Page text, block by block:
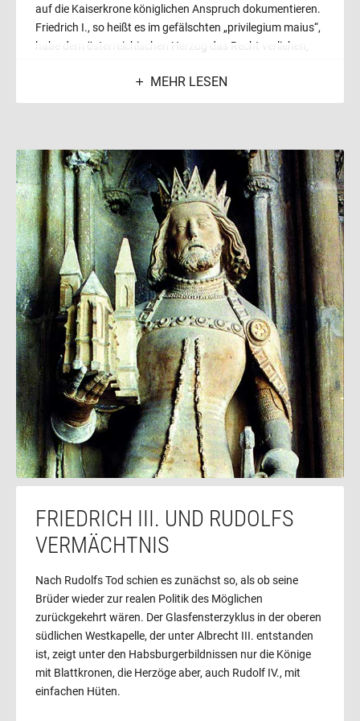
auf die Kaiserkrone königlichen Anspruch dokumentieren.
Friedrich I., so heißt es im gefälschten „privilegium maius“,
habe dem österreichischen Herzog das Recht verliehen,
Anspruch auf die Königswürde begründet werden sollte.
Aus diesem Grund wurden auch Statuen der Elternpaare
des Herzogs, wie auch der Schwiegereltern mit hinein
genommen. Zunächst vielleicht für die Längsseiten der
Herzogskapellen gedacht oder für einen Ort in der Nähe
des Grabes bestimmt, wurden sie schließlich in den Sockel
des hohen Turmes eingefügt, wobei die Statuen Albrechts
II. und Johannas von Pfirt die Zackenkrone mit dem Bügel
tragen. Rudolf „verlieh“ diese seinen Eltern sozusagen im
nachhinein.
Im Jahr 1493, anlässlich der Begräbnisfeiern für Kaiser
Friedrich III., wurde das Kenotaph an die Südseite des
Nordchores versetzt, 1945 schließlich an seinen heutigen
Ort. Das Bild des Stifters hing bis zum 17. Jahrhundert im
Mittelchor und wurde dann, wahrscheinlich anlässlich der
Barockisierung, in die Heilthumskammer gebracht und hat
heute seine Heimat im Dommuseum gefunden. Die
Originale der Fürstenfiguren der Westfassade, sowie auch
Historische Museum der Stadt Wien. Somit befinden sich
heute nur mehr die Fürstenfiguren der Fürstentore an Ort
MEHR LESEN
FRIEDRICH III. UND RUDOLFS
VERMÄCHTNIS
Nach Rudolfs Tod schien es zunächst so, als ob seine
Brüder wieder zur realen Politik des Möglichen
zurückgekehrt wären. Der Glasfensterzyklus in der oberen
südlichen Westkapelle, der unter Albrecht III. entstanden
ist, zeigt unter den Habsburgerbildnissen nur die Könige
mit Blattkronen, die Herzöge aber, auch Rudolf IV., mit
einfachen Hüten.